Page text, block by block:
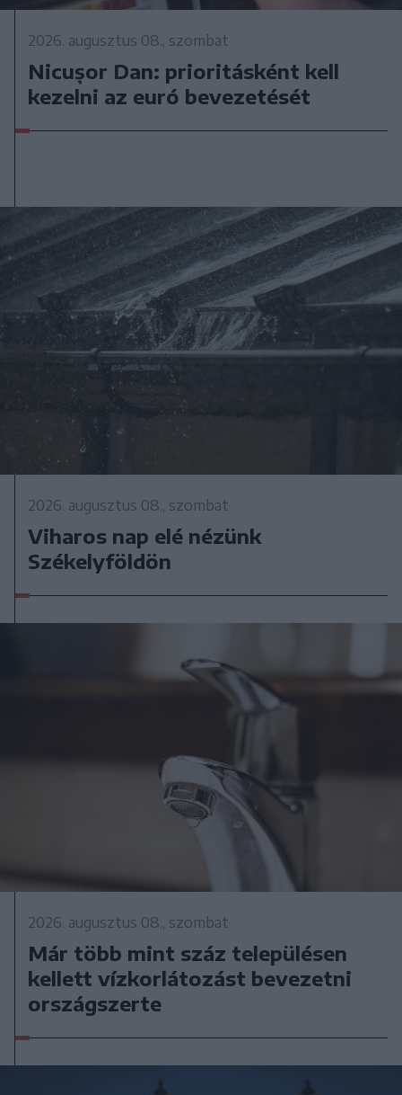
2026. augusztus 08., szombat
Nicușor Dan: prioritásként kell
kezelni az euró bevezetését
2026. augusztus 08., szombat
Viharos nap elé nézünk
Székelyföldön
2026. augusztus 08., szombat
Már több mint száz településen
kellett vízkorlátozást bevezetni
országszerte